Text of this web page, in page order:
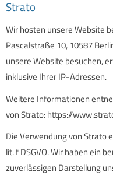
Strato
Wir hosten unsere Website
Pascalstraße 10, 10587
unsere Website besuchen,
inklusive Ihrer IP-Adressen.
Weitere Informationen
von Strato:https://
Die Verwendung von Strato
lit. f DSGVO. Wir haben ein
zuverlässigen Darstellung